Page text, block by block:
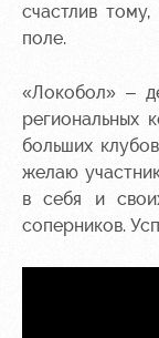
счастлив
поле.
«Локобол» –
региональных
больших
желаю
в себя и
соперников.